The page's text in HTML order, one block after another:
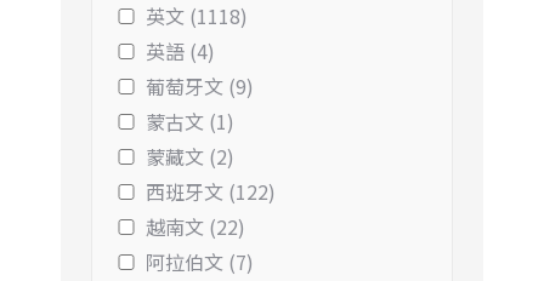
英文 (1118)
英語 (4)
葡萄牙文 (9)
蒙古文 (1)
蒙藏文 (2)
西班牙文 (122)
越南文 (22)
阿拉伯文 (7)